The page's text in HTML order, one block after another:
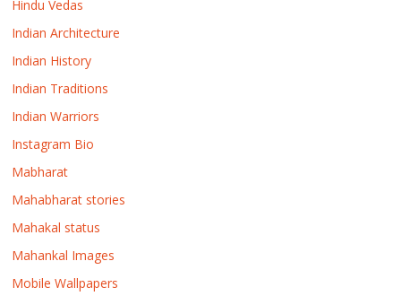
Hindu Vedas
Indian Architecture
Indian History
Indian Traditions
Indian Warriors
Instagram Bio
Mabharat
Mahabharat stories
Mahakal status
Mahankal Images
Mobile Wallpapers